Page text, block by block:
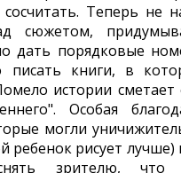
Теперь не
сюжетом,
дать порядковые
книги, в
истории сметает
Особая
могли
ребенок рисует лучше)
зрителю,